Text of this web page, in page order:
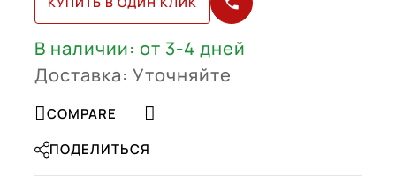
R17
(52910-
CL110)
В наличии: от 3-4 дней
Доставка: Уточняйте
COMPARE
ПОДЕЛИТЬСЯ